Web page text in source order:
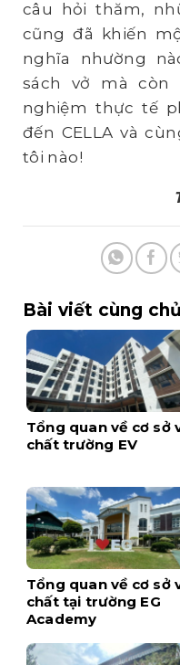
câu hỏi thăm,
cũng đã khiến
nghĩa nhường
sách vở mà còn
nghiệm thực tế
đến CELLA và
tôi nào!
Bài viết cùng
Tổng quan về cơ sở
chất trường EV
Tổng quan về cơ sở
chất tại trường EG
Academy